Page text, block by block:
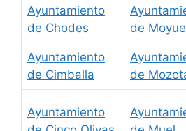
Ayuntamiento
de Chodes
de
Ayuntamiento
de Cimballa
de
Ayuntamiento